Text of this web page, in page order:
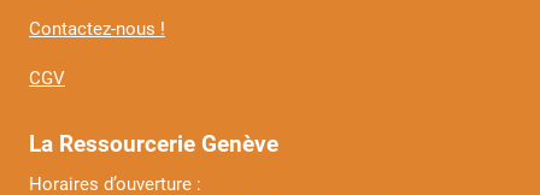
Contactez-nous !
CGV
La Ressourcerie Genève
Horaires d’ouverture :